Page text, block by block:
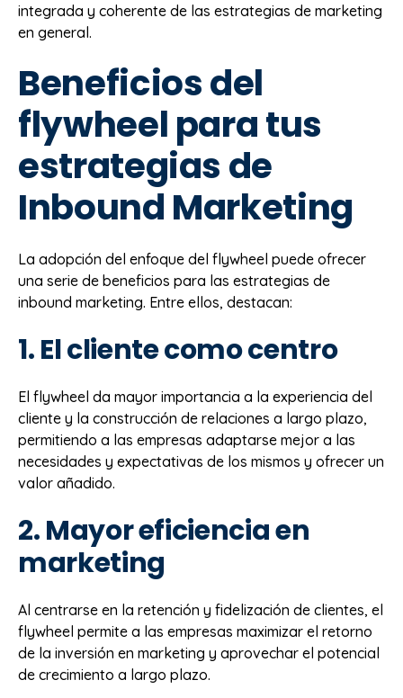
integrada y coherente de las estrategias de marketing
en general.
Beneficios del
flywheel para tus
estrategias de
Inbound Marketing
La adopción del enfoque del flywheel puede ofrecer
una serie de beneficios para las estrategias de
inbound marketing. Entre ellos, destacan:
1. El cliente como centro
El flywheel da mayor importancia a la experiencia del
cliente y la construcción de relaciones a largo plazo,
permitiendo a las empresas adaptarse mejor a las
necesidades y expectativas de los mismos y ofrecer un
valor añadido.
2. Mayor eficiencia en
marketing
Al centrarse en la retención y fidelización de clientes, el
flywheel permite a las empresas maximizar el retorno
de la inversión en marketing y aprovechar el potencial
de crecimiento a largo plazo.